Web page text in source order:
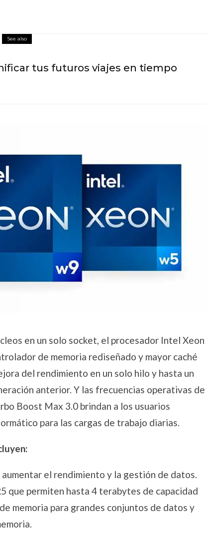
See also
tus futuros viajes en tiempo
en un solo socket, el procesador Intel Xeon
de memoria rediseñado y mayor caché
del rendimiento en un solo hilo y hasta un
anterior. Y las frecuencias operativas de
Boost Max 3.0 brindan a los usuarios
para las cargas de trabajo diarias.
el rendimiento y la gestión de datos.
que permiten hasta 4 terabytes de capacidad
memoria para grandes conjuntos de datos y